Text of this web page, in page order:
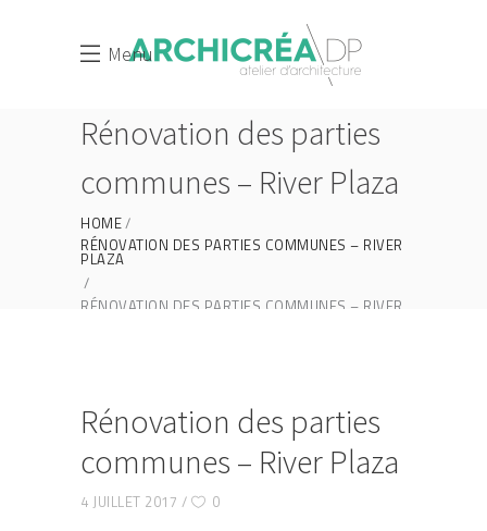
Menu
Rénovation des parties
communes – River Plaza
HOME
RÉNOVATION DES PARTIES COMMUNES – RIVER
PLAZA
RÉNOVATION DES PARTIES COMMUNES – RIVER
Rénovation des parties
communes – River Plaza
4 JUILLET 2017 0